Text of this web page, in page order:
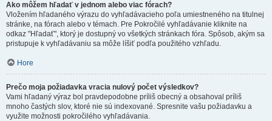
Ako môžem hľadať v jednom alebo viac fórach?
Vložením hľadaného výrazu do vyhľadávacieho poľa umiestneného na titulnej
stránke, na fórach alebo v témach. Pre Pokročilé vyhľadávanie kliknite na
odkaz "Hľadať", ktorý je dostupný vo všetkých stránkach fóra. Spôsob, akým sa
pristupuje k vyhľadávaniu sa môže líšiť podľa použitého vzhľadu.
Hore
Prečo moja požiadavka vracia nulový počet výsledkov?
Vami hľadaný výraz bol pravdepodobne príliš obecný a obsahoval príliš
mnoho častých slov, ktoré nie sú indexované. Spresnite vašu požiadavku a
využite možnosti pokročilého vyhľadávania.